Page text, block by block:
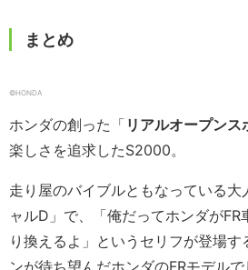
まとめ
©HONDA
ホンダの創った「 リアルオープンス
楽しさを追求したS2000。
走り屋のバイブルともなっている大
ャルD」で、「俺だってホンダが
り換えるよ」というセリフが登場
ンが待ち望んだホンダのFRモデルで